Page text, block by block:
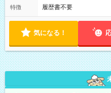
特徴 履歴書不要
気になる！